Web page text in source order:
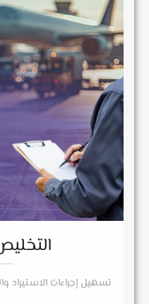
تسهيل إجراءات الاستيراد